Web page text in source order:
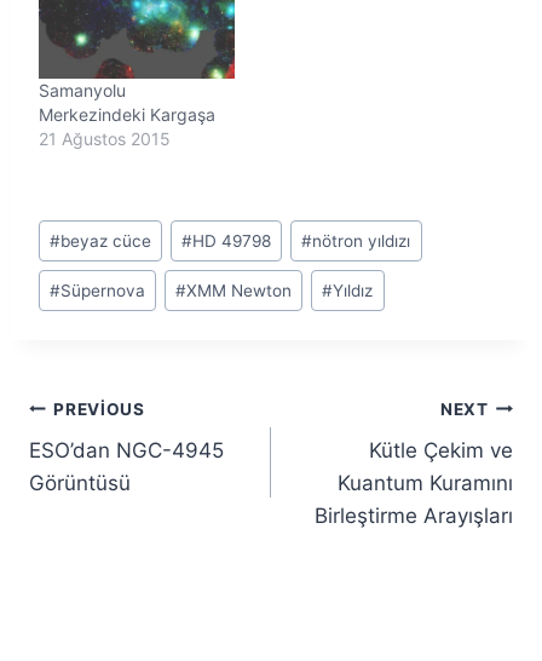
Samanyolu
Merkezindeki Kargaşa
21 Ağustos 2015
Post
Tags:
#beyaz cüce #HD 49798 #nötron yıldızı
#Süpernova #XMM Newton #Yıldız
Yazı
gezinmesi
PREVIOUS
ESO’dan NGC-4945
Görüntüsü
NEXT
Kütle Çekim ve
Kuantum Kuramını
Birleştirme Arayışları